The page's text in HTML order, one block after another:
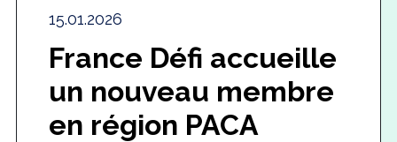
15.01.2026
France Défi accueille
un nouveau membre
en région PACA